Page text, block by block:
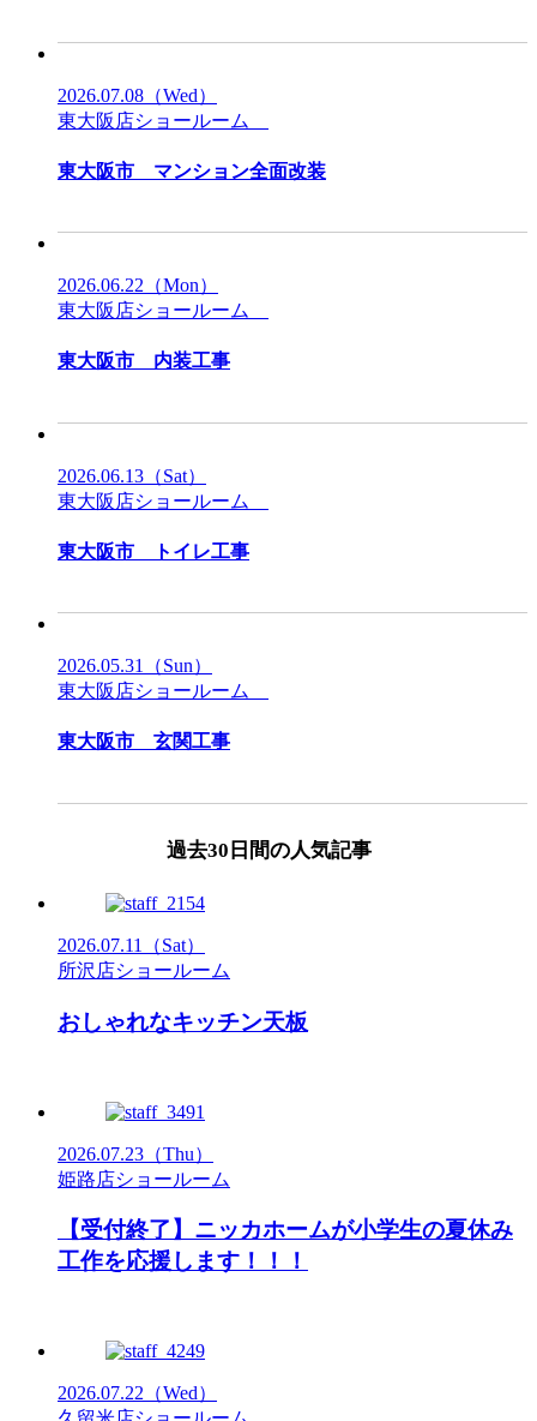
2026.07.08 （Wed）
東大阪店ショールーム
東大阪市 マンション全面改装
2026.06.22 （Mon）
東大阪店ショールーム
東大阪市 内装工事
2026.06.13 （Sat）
東大阪店ショールーム
東大阪市 トイレ工事
2026.05.31
（Sun）
東大阪店ショールーム
東大阪市 玄関工事
過去30日間の人気記事
2026.07.11
（Sat）
所沢店ショールーム
おしゃれなキッチン天板
2026.07.23 （Thu）
姫路店ショールーム
【受付終了】ニッカホームが小学生の夏休み
工作を応援します！！！
2026.07.22 （Wed）